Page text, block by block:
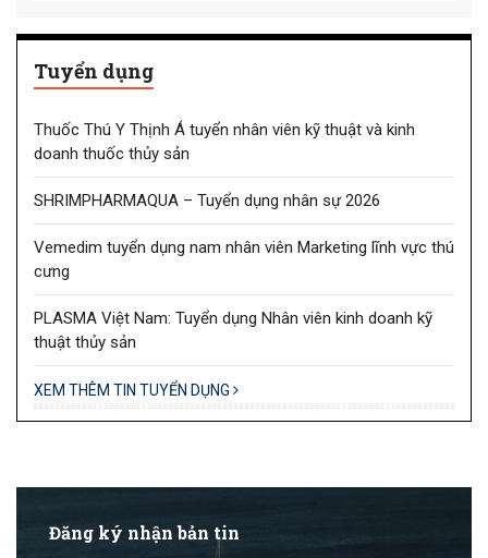
Tuyển dụng
Thuốc Thú Y Thịnh Á tuyển nhân viên kỹ thuật và kinh
doanh thuốc thủy sản
SHRIMPHARMAQUA – Tuyển dụng nhân sự 2026
Vemedim tuyển dụng nam nhân viên Marketing lĩnh vực thú
cưng
PLASMA Việt Nam: Tuyển dụng Nhân viên kinh doanh kỹ
thuật thủy sản
XEM THÊM TIN TUYỂN DỤNG
Đăng ký nhận bản tin